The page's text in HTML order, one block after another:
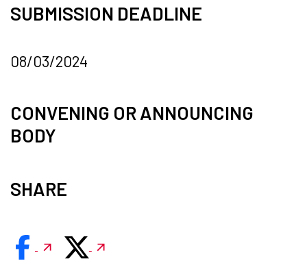
SUBMISSION DEADLINE
08/03/2024
CONVENING OR ANNOUNCING
BODY
SHARE